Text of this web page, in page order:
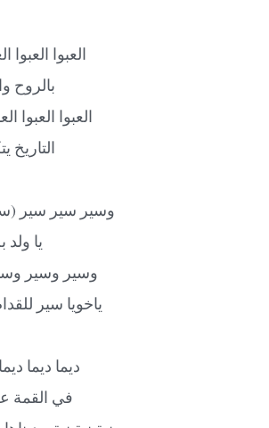
العبوا العبوا
بالروح
العبوا العبوا
وسير سير سير
يا ولد
وسير وسير
ياخويا سير
ديما ديما
في القمة